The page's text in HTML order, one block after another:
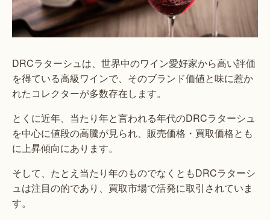
DRCラターシュは、世界中のワイン愛好家から高い評価
を得ている高級ワインで、そのブランド価値と味に惹か
れたコレクターが多数存在します。
とくに近年、当たり年と言われる年代のDRCラターシュ
を中心に値段の高騰が見られ、販売価格・買取価格とも
に上昇傾向にあります。
そして、たとえ当たり年のものでなくともDRCラターシ
ュは注目の的であり、買取市場で活発に取引されていま
す。